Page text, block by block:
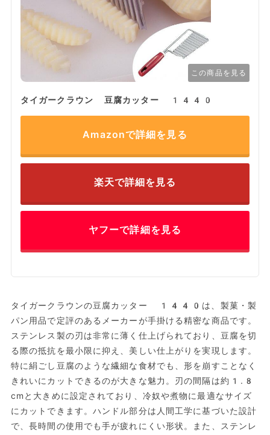
この商品を見る
タイガークラウン 豆腐カッター 1440
Amazonで詳細を見る
楽天で詳細を見る
ヤフーで詳細を見る
タイガークラウンの豆腐カッター 1440は、製菓・製
パン用品で定評のあるメーカーが手掛ける精密な商品です。
ステンレス製の刃は非常に薄く仕上げられており、豆腐を切
る際の抵抗を最小限に抑え、美しい仕上がりを実現します。
特に絹ごし豆腐のような繊細な食材でも、形を崩すことなく
きれいにカットできるのが大きな魅力。刃の間隔は約1.8
cmと大きめに設定されており、冷奴や煮物に最適なサイズ
にカットできます。ハンドル部分は人間工学に基づいた設計
で、長時間の使用でも手が疲れにくい形状。また、ステンレ